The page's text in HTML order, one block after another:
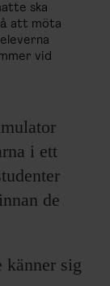
ska
att möta
vid
i ett
de
känner sig